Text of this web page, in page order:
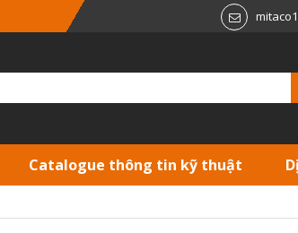
Catalogue thông tin kỹ thuật